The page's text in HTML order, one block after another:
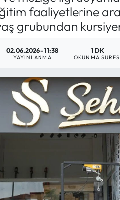
faaliyetlerine
grubundan
02.06.2026 - 11:38
YAYINLANMA
1 DK
OKUNMA SÜRESI